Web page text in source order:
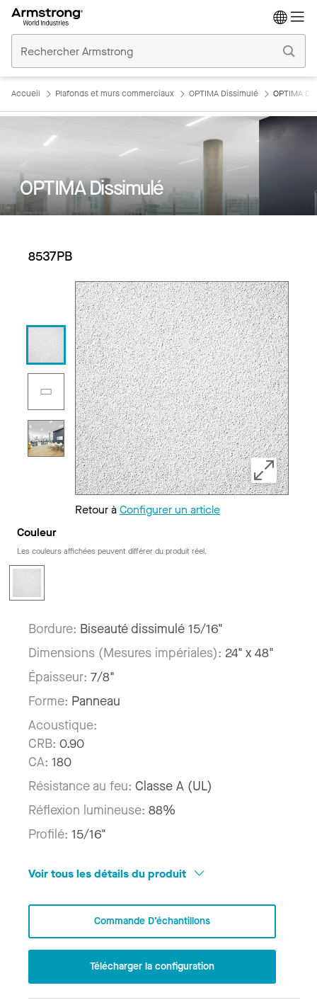
Plafonds
Commerciaux
Accueil Plafonds et murs commerciaux OPTIMA Dissimulé OPTIMA
OPTIMA Dissimulé
8537PB
Retour àConfigurer un article
Couleur
Les couleurs affichées peuvent différer du produit réel.
Bordure: Biseauté dissimulé 15/16"
Dimensions (Mesures impériales): 24" x 48"
Épaisseur: 7/8"
Forme: Panneau
Acoustique:
CRB: 0.90
CA: 180
Résistance au feu: Classe A (UL)
Réflexion lumineuse: 88%
Profilé: 15/16"
Voir tous les détails du produit
Commande D’échantillons
Télécharger la configuration